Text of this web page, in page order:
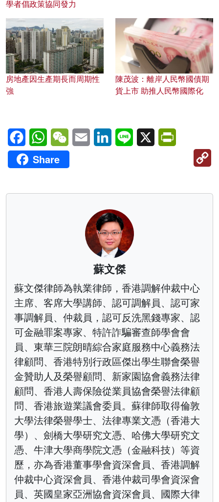
學者倡政策協同發力
房地產因生產期長而周期性
強
陳茂波：離岸人民幣國債期
貨上市 助推人民幣國際化
FacebookWhatsAppWeChatEmail LinkedInLine X
Share
蘇文傑
蘇文傑律師為執業律師，香港調解仲裁中心
主席、客席大學講師、認可調解員、認可家
事調解員、仲裁員，認可反洗黑錢專家、認
可金融罪案專家、特許詐騙審查師學會會
員、東華三院朗晴綜合家庭服務中心義務法
律顧問、香港特別行政區傑出學生聯會榮譽
金贊助人及榮譽顧問、新家園協會義務法律
顧問、香港人壽保險從業員協會榮譽法律顧
問、香港旅遊業議會委員。蘇律師取得倫敦
大學法律榮譽學士、法律專業文憑（香港大
學）、劍橋大學研究文憑、哈佛大學研究文
憑、牛津大學商學院文憑（金融科技）等資
歷，亦為香港董事學會資深會員、香港調解
仲裁中心資深會員、香港仲裁司學會資深會
員、英國皇家亞洲協會資深會員、國際大律